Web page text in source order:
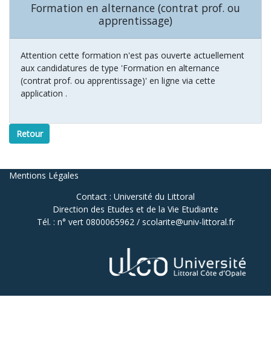
Formation en alternance (contrat prof. ou
apprentissage)
Attention cette formation n'est pas ouverte actuellement
aux candidatures de type 'Formation en alternance
(contrat prof. ou apprentissage)' en ligne via cette
application .
Retour
Mentions Légales
Contact : Université du Littoral
Direction des Etudes et de la Vie Etudiante
Tél. : n° vert 0800065962 / scolarite@univ-littoral.fr